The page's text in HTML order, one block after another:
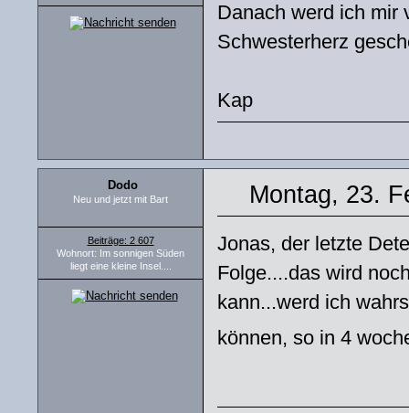
Danach werd ich mir
Schwesterherz
Kap
Dodo
Neu und jetzt mit Bart
Beiträge: 2 607
Wohnort: Im sonnigen Süden
liegt eine kleine Insel....
Montag, 23.
Jonas, der letzte
Folge....das wird
kann...werd ich
können, so in 4